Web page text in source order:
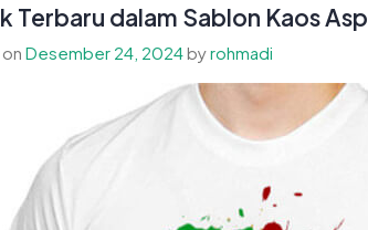
Terbaru dalam Sablon Kaos
Desember 24, 2024byrohmadi